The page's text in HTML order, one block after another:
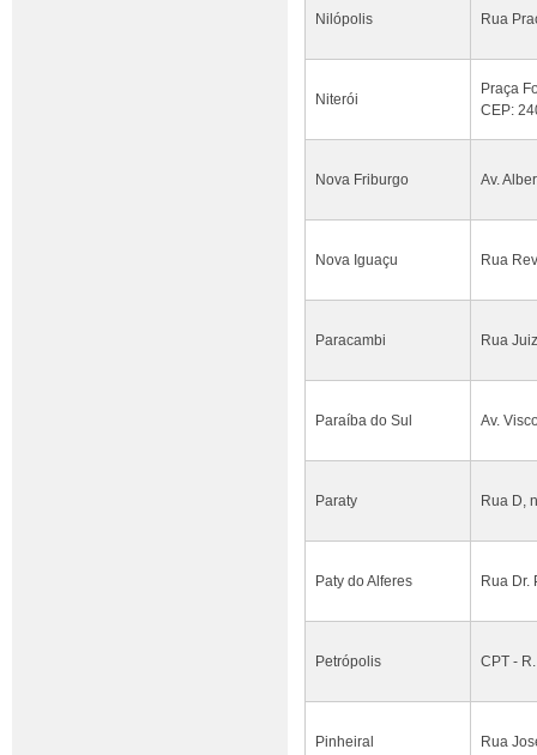
Nilópolis Rua
Niterói
Praça
CEP:
Nova Friburgo Av.
Nova Iguaçu Rua
Paracambi Rua
Paraíba do Sul Av.
Paraty Rua D,
Paty do Alferes Rua Dr.
Petrópolis CPT -
Pinheiral Rua